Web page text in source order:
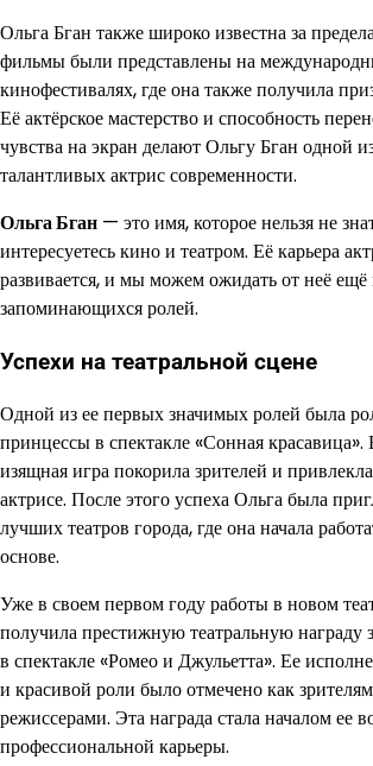
Ольга Бган также широко известна за
фильмы были представлены на
кинофестивалях, где она также получила
Её актёрское мастерство и способность
чувства на экран делают Ольгу Бган одной
талантливых актрис современности.
Ольга Бган — это имя, которое нельзя не
интересуетесь кино и театром. Её карьера
развивается, и мы можем ожидать от неё
запоминающихся ролей.
Успехи на театральной сцене
Одной из ее первых значимых ролей была
принцессы в спектакле «Сонная
изящная игра покорила зрителей и
актрисе. После этого успеха Ольга была
лучших театров города, где она начала
основе.
Уже в своем первом году работы в новом
получила престижную театральную награду
в спектакле «Ромео и Джульетта». Ее
и красивой роли было отмечено как
режиссерами. Эта награда стала началом ее
профессиональной карьеры.